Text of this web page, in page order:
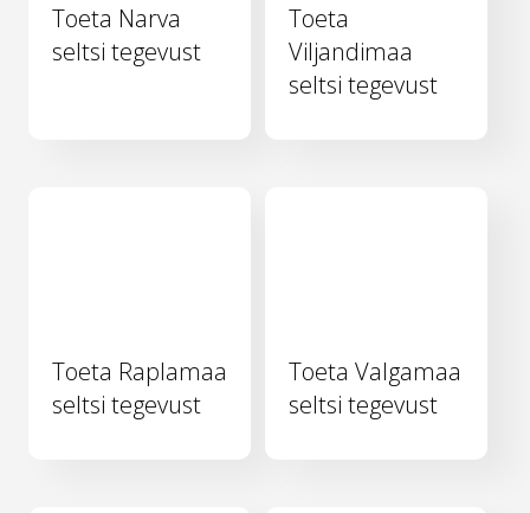
Toeta Narva
seltsi tegevust
Toeta
Viljandimaa
seltsi tegevust
Toeta Raplamaa
seltsi tegevust
Toeta Valgamaa
seltsi tegevust